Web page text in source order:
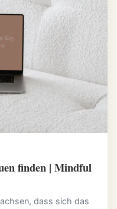
finden | Mindful
dass sich das